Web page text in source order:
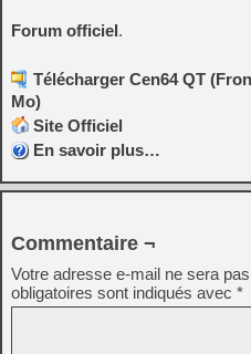
Forum officiel.
Télécharger Cen64 QT
Mo)
Site Officiel
En savoir plus…
Commentaire ¬
Votre adresse e-mail ne sera
obligatoires sont indiqués avec *